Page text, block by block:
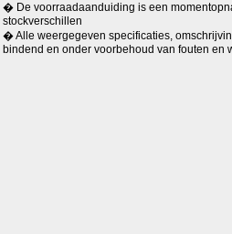
� De voorraadaanduiding is een
stockverschillen
� Alle weergegeven specificaties,
bindend en onder voorbehoud van fouten en